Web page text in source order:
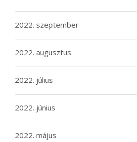
2022. szeptember
2022. augusztus
2022. július
2022. június
2022. május